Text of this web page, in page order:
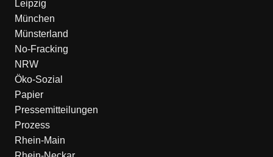
Leipzig
München
Münsterland
No-Fracking
NRW
Öko-Sozial
Papier
Pressemitteilungen
Prozess
Rhein-Main